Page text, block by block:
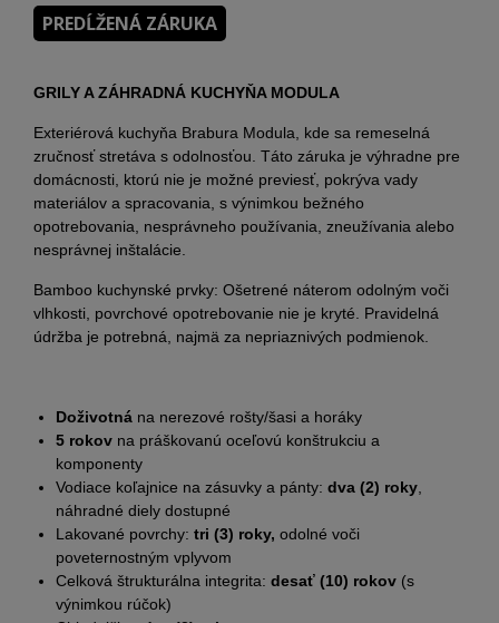
PREDĹŽENÁ ZÁRUKA
GRILY A ZÁHRADNÁ KUCHYŇA MODULA
Exteriérová kuchyňa Brabura Modula, kde sa remeselná
zručnosť stretáva s odolnosťou. Táto záruka je výhradne pre
domácnosti, ktorú nie je možné previesť, pokrýva vady
materiálov a spracovania, s výnimkou bežného
opotrebovania, nesprávneho používania, zneužívania alebo
nesprávnej inštalácie.
Bamboo kuchynské prvky: Ošetrené náterom odolným voči
vlhkosti, povrchové opotrebovanie nie je kryté. Pravidelná
údržba je potrebná, najmä za nepriaznivých podmienok.
Doživotná na nerezové rošty/šasi a horáky
5 rokov na práškovanú oceľovú konštrukciu a
komponenty
Vodiace koľajnice na zásuvky a pánty: dva (2) roky
náhradné diely dostupné
Lakované povrchy: tri (3) roky, odolné voči
poveternostným vplyvom
Celková štrukturálna integrita: desať (10) rokov (s
výnimkou rúčok)